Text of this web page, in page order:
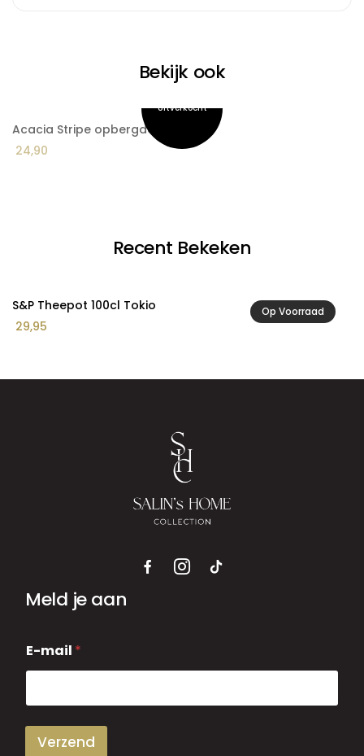
Bekijk ook
Acacia Stripe opbergdoos
24,90
Recent Bekeken
Op Voorraad
S&P Theepot 100cl Tokio
29,95
Meld je aan
-
m
i
E-mail *
Verzend